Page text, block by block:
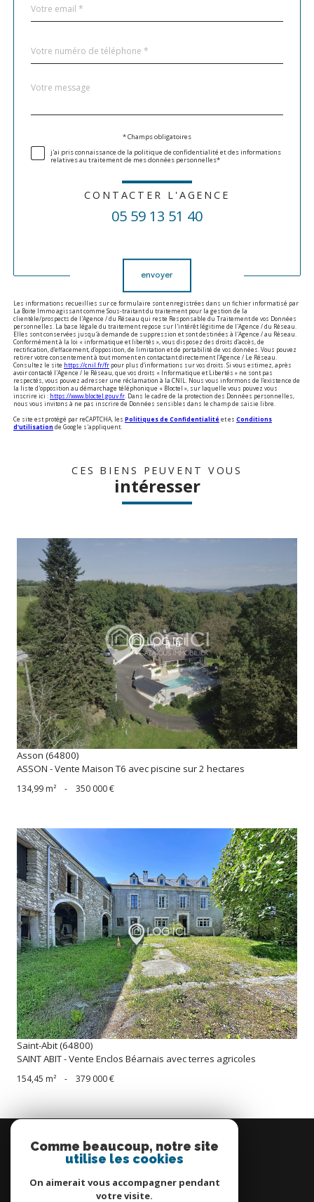
*
*
Fieldset
Message
*
* Champs obligatoires
j'ai pris connaissance de la politique de confidentialité et des informations
relatives au traitement de mes données personnelles*
CONTACTER L'AGENCE
05 59 13 51 40
envoyer
Les informations recueillies sur ce formulaire sont enregistrées dans un fichier informatisé par
La Boite Immo agissant comme Sous-traitant du traitement pour la gestion de la
clientèle/prospects de l'Agence / du Réseau qui reste Responsable du Traitement de vos Données
personnelles. La base légale du traitement repose sur l'intérêt légitime de l'Agence / du Réseau.
Elles sont conservées jusqu'à demande de suppression et sont destinées à l'Agence / au Réseau.
Conformément à la loi « informatique et libertés », vous disposez des droits d’accès, de
rectification, d’effacement, d’opposition, de limitation et de portabilité de vos données. Vous pouvez
retirer votre consentement à tout moment en contactant directement l’Agence / Le Réseau.
Consultez le site https://cnil.fr/fr pour plus d’informations sur vos droits. Si vous estimez, après
avoir contacté l'Agence / le Réseau, que vos droits « Informatique et Libertés » ne sont pas
respectés, vous pouvez adresser une réclamation à la CNIL. Nous vous informons de l’existence de
la liste d'opposition au démarchage téléphonique « Bloctel », sur laquelle vous pouvez vous
inscrire ici : https://www.bloctel.gouv.fr . Dans le cadre de la protection des Données personnelles,
nous vous invitons à ne pas inscrire de Données sensibles dans le champ de saisie libre.
Ce site est protégé par reCAPTCHA, les Politiques de Confidentialité et es Conditions
d'utilisation de Google s'appliquent.
CES BIENS PEUVENT VOUS
intéresser
voir le bien
Asson (64800)
ASSON - Vente Maison T6 avec piscine sur 2 hectares
134,99 m² - 350 000 €
voir le bien
Saint-Abit (64800)
SAINT ABIT - Vente Enclos Béarnais avec terres agricoles
154,45 m² - 379 000 €
connecter
Comme beaucoup, notre site
utilise les cookies
On aimerait vous accompagner pendant
votre visite.